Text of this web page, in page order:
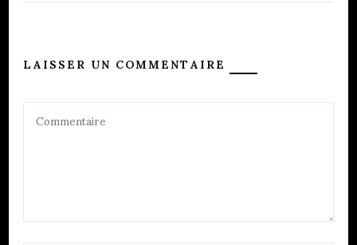
LAISSER UN COMMENTAIRE